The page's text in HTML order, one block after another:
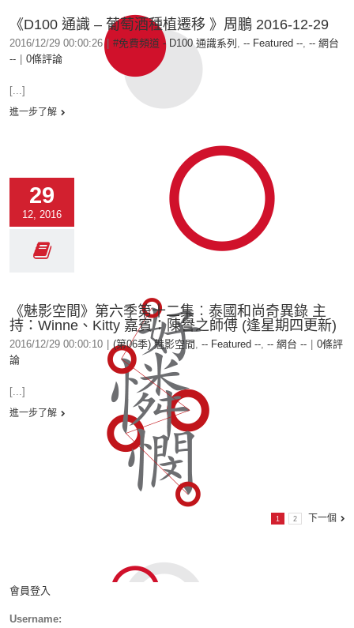
《D100 通識 – 葡萄酒種植遷移 》周鵬 2016-12-29
2016/12/29 00:00:26 #免費頻道 - D100 通識系列 , -- Featured --, -- 網台
--
0條評論
[...]
進一步了解
29
12, 2016
《魅影空間》第六季第十二集︰泰國和尚奇異錄 主
持：Winne、Kitty 嘉賓：陳譽之師傅 (逢星期四更新)
2016/12/29 00:00:10 (第06季) 魅影空間 , -- Featured --, -- 網台 --
0條評
論
[...]
進一步了解
1 2 下一個
會員登入
Username: